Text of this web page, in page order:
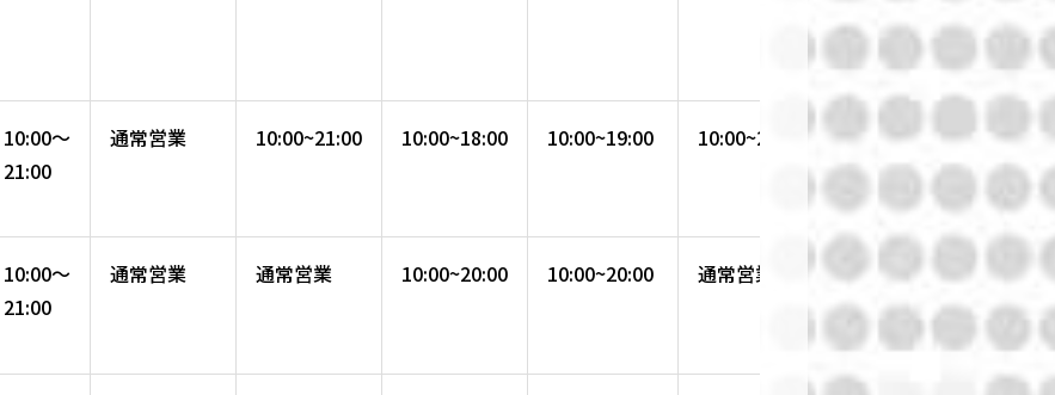
10:00～
21:00
通常営業 10:00~21:00 10:00~18:00 10:00~19:00 10:00~21:00 10:00~21:00
10:00～
21:00
通常営業 通常営業 10:00~20:00 10:00~20:00 通常営業 通常営業